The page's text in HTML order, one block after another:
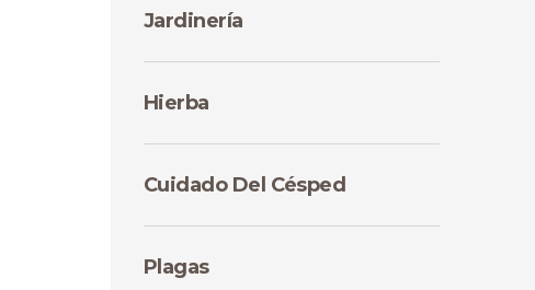
Jardinería
Hierba
Cuidado Del Césped
Plagas